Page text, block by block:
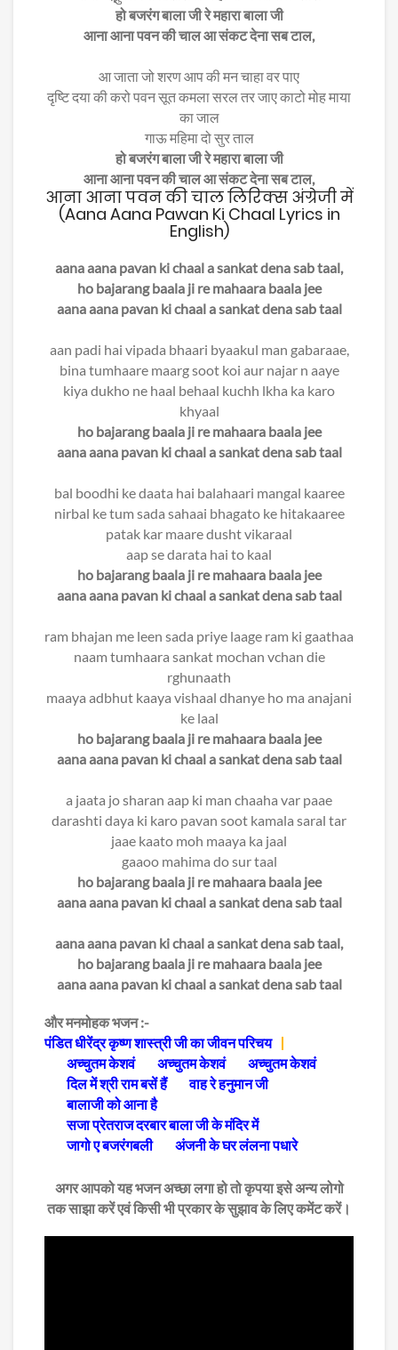
हो बजरंग बाला जी रे महारा बाला जी
आना आना पवन की चाल आ संकट देना सब टाल,
आ जाता जो शरण आप की मन चाहा वर पाए
दृष्टि दया की करो पवन सूत कमला सरल तर जाए काटो मोह माया
का जाल
गाऊ महिमा दो सुर ताल
हो बजरंग बाला जी रे महारा बाला जी
आना आना पवन की चाल आ संकट देना सब टाल,
आना आना पवन की चाल लिरिक्स अंग्रेजी में
(Aana Aana Pawan Ki Chaal Lyrics in
English)
aana aana pavan ki chaal a sankat dena sab taal,
ho bajarang baala ji re mahaara baala jee
aana aana pavan ki chaal a sankat dena sab taal
aan padi hai vipada bhaari byaakul man gabaraae,
bina tumhaare maarg soot koi aur najar n aaye
kiya dukho ne haal behaal kuchh lkha ka karo
khyaal
ho bajarang baala ji re mahaara baala jee
aana aana pavan ki chaal a sankat dena sab taal
bal boodhi ke daata hai balahaari mangal kaaree
nirbal ke tum sada sahaai bhagato ke hitakaaree
patak kar maare dusht vikaraal
aap se darata hai to kaal
ho bajarang baala ji re mahaara baala jee
aana aana pavan ki chaal a sankat dena sab taal
ram bhajan me leen sada priye laage ram ki gaathaa
naam tumhaara sankat mochan vchan die
rghunaath
maaya adbhut kaaya vishaal dhanye ho ma anajani
ke laal
ho bajarang baala ji re mahaara baala jee
aana aana pavan ki chaal a sankat dena sab taal
a jaata jo sharan aap ki man chaaha var paae
darashti daya ki karo pavan soot kamala saral tar
jaae kaato moh maaya ka jaal
gaaoo mahima do sur taal
ho bajarang baala ji re mahaara baala jee
aana aana pavan ki chaal a sankat dena sab taal
aana aana pavan ki chaal a sankat dena sab taal,
ho bajarang baala ji re mahaara baala jee
aana aana pavan ki chaal a sankat dena sab taal
और मनमोहक भजन :-
पंडित धीरेंद्र कृष्ण शास्त्री जी का जीवन परिचय
अच्चुतम केशवं
अच्चुतम केशवं
अच्चुतम केशवं
दिल में श्री राम बसें हैं
वाह रे हनुमान जी
बालाजी को आना है
सजा प्रेतराज दरबार बाला जी के मंदिर में
जागो ए बजरंगबली
अंजनी के घर लंलना पधारे
अगर आपको यह भजन अच्छा लगा हो तो कृपया इसे अन्य लोगो
तक साझा करें एवं किसी भी प्रकार के सुझाव के लिए कमेंट करें।